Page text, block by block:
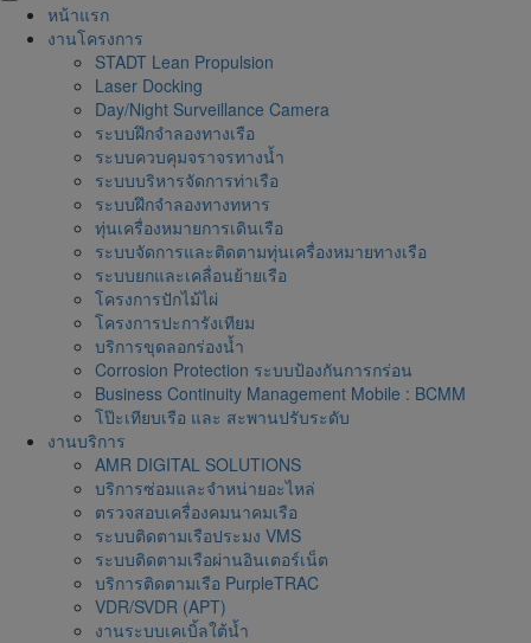
หน้าแรก
งานโครงการ
STADT Lean Propulsion
Laser Docking
Day/Night Surveillance Camera
ระบบฝึกจำลองทางเรือ
ระบบควบคุมจราจรทางน้ำ
ระบบบริหารจัดการท่าเรือ
ระบบฝึกจำลองทางทหาร
ทุ่นเครื่องหมายการเดินเรือ
ระบบจัดการและติดตามทุ่นเครื่องหมายทางเรือ
ระบบยกและเคลื่อนย้ายเรือ
โครงการปักไม้ไผ่
โครงการปะการังเทียม
บริการขุดลอกร่องน้ำ
Corrosion Protection ระบบป้องกันการกร่อน
Business Continuity Management Mobile : BCMM
โป๊ะเทียบเรือ และ สะพานปรับระดับ
งานบริการ
AMR DIGITAL SOLUTIONS
บริการซ่อมและจำหน่ายอะไหล่
ตรวจสอบเครื่องคมนาคมเรือ
ระบบติดตามเรือประมง VMS
ระบบติดตามเรือผ่านอินเตอร์เน็ต
บริการติดตามเรือ PurpleTRAC
VDR/SVDR (APT)
งานระบบเคเบิ้ลใต้น้ำ